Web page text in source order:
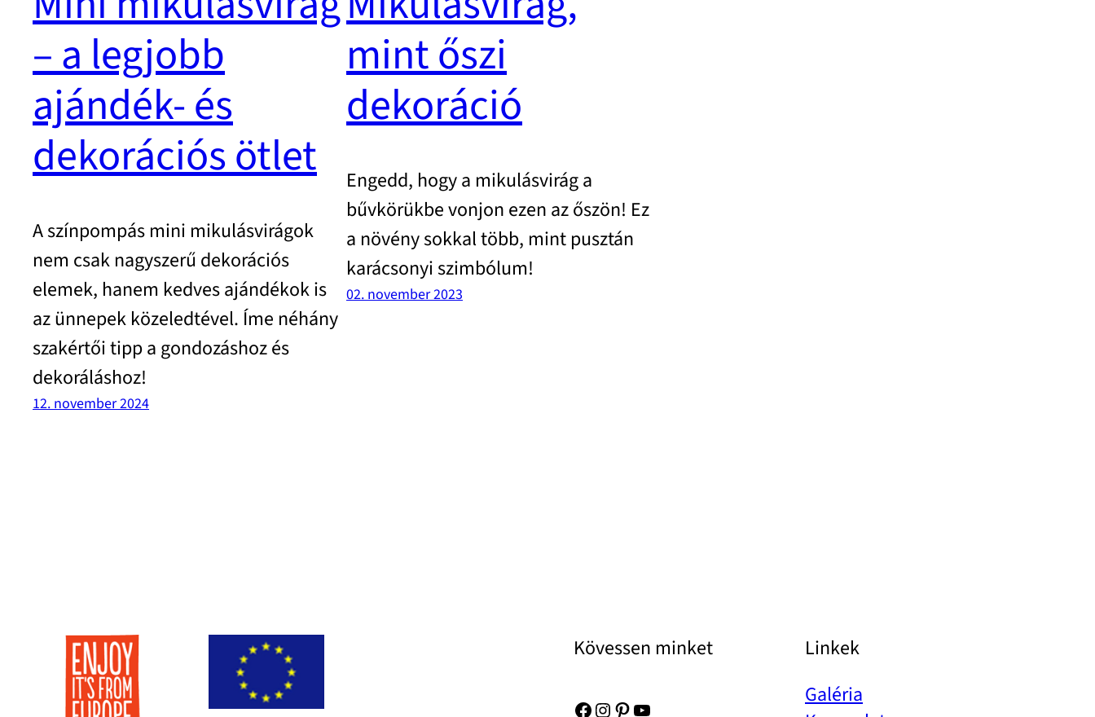
– a legjobb
ajándék- és
dekorációs ötlet
A színpompás mini mikulásvirágok
nem csak nagyszerű dekorációs
elemek, hanem kedves ajándékok is
az ünnepek közeledtével. Íme néhány
szakértői tipp a gondozáshoz és
dekoráláshoz!
12. november 2024
mint őszi
dekoráció
Engedd, hogy a mikulásvirág a
bűvkörükbe vonjon ezen az őszön! Ez
a növény sokkal több, mint pusztán
karácsonyi szimbólum!
02. november 2023
Kövessen minket
Facebook Instagram Pinterest YouTube
Linkek
Galéria